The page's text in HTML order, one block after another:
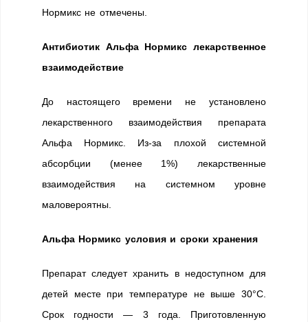
Нормикс не отмечены.
Антибиотик Альфа Нормикс лекарственное
взаимодействие
До настоящего времени не установлено
лекарственного взаимодействия препарата
Альфа Нормикс. Из-за плохой системной
абсорбции (менее 1%) лекарственные
взаимодействия на системном уровне
маловероятны.
Альфа Нормикс условия и сроки хранения
Препарат следует хранить в недоступном для
детей месте при температуре не выше 30°С.
Срок годности — 3 года. Приготовленную